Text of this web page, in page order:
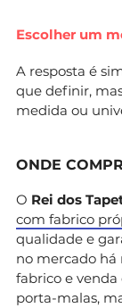
Escolher um
A resposta é
que definir,
medida ou
ONDE
O Rei dos
com fabrico
qualidade e
no mercado há
fabrico e
porta-malas,